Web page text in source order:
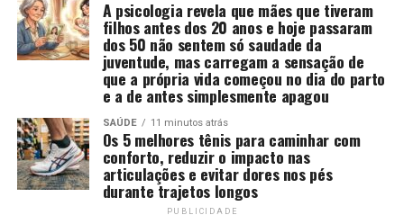
A psicologia revela que mães que tiveram
filhos antes dos 20 anos e hoje passaram
dos 50 não sentem só saudade da
juventude, mas carregam a sensação de
que a própria vida começou no dia do parto
e a de antes simplesmente apagou
SAÚDE 11 minutos atrás
Os 5 melhores tênis para caminhar com
conforto, reduzir o impacto nas
articulações e evitar dores nos pés
durante trajetos longos
PUBLICIDADE